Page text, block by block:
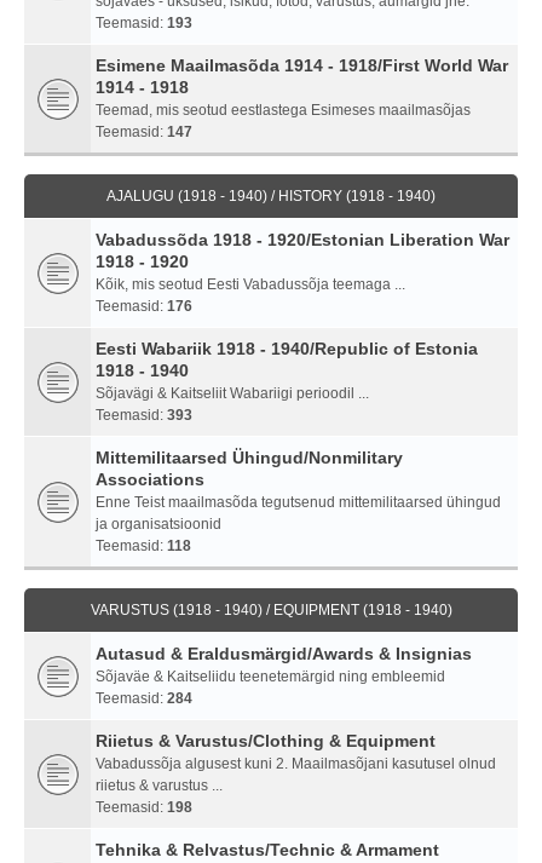
Teemasid: 193
Esimene Maailmasõda 1914 - 1918/First World War
1914 - 1918
Teemad, mis seotud eestlastega Esimeses maailmasõjas
Teemasid: 147
AJALUGU (1918 - 1940) / HISTORY (1918 - 1940)
Vabadussõda 1918 - 1920/Estonian Liberation War
1918 - 1920
Kõik, mis seotud Eesti Vabadussõja teemaga ...
Teemasid: 176
Eesti Wabariik 1918 - 1940/Republic of Estonia
1918 - 1940
Sõjavägi & Kaitseliit Wabariigi perioodil ...
Teemasid: 393
Mittemilitaarsed Ühingud/Nonmilitary
Associations
Enne Teist maailmasõda tegutsenud mittemilitaarsed ühingud
ja organisatsioonid
Teemasid: 118
VARUSTUS (1918 - 1940) / EQUIPMENT (1918 - 1940)
Autasud & Eraldusmärgid/Awards & Insignias
Sõjaväe & Kaitseliidu teenetemärgid ning embleemid
Teemasid: 284
Riietus & Varustus/Clothing & Equipment
Vabadussõja algusest kuni 2. Maailmasõjani kasutusel olnud
riietus & varustus ...
Teemasid: 198
Tehnika & Relvastus/Technic & Armament